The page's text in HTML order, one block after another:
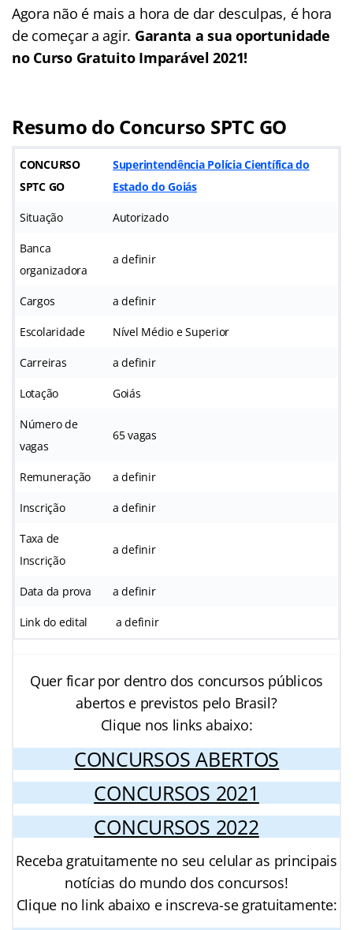
Agora não é mais a hora de dar desculpas, é hora
de começar a agir. Garanta a sua oportunidade
no Curso Gratuito Imparável 2021!
Resumo do Concurso SPTC GO
CONCURSO
SPTC GO
Superintendência Polícia Científica do
Estado do Goiás
Situação Autorizado
Banca
organizadora
a definir
Cargos a definir
Escolaridade Nível Médio e Superior
Carreiras a definir
Lotação Goiás
Número de
vagas
65 vagas
Remuneração a definir
Inscrição a definir
Taxa de
Inscrição
a definir
Data da prova a definir
Link do edital a definir
Quer ficar por dentro dos concursos públicos
abertos e previstos pelo Brasil?
Clique nos links abaixo:
CONCURSOS ABERTOS
CONCURSOS 2021
CONCURSOS 2022
Receba gratuitamente no seu celular as principais
notícias do mundo dos concursos!
Clique no link abaixo e inscreva-se gratuitamente: